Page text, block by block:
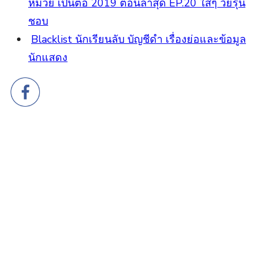
ชอบ
Blacklist นักเรียนลับ บัญชีดำ เรื่องย่อและข้อมูล
นักแสดง